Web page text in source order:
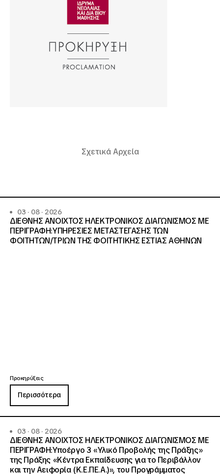
Σχετικά Αρχεία
03 · 08 · 2026
ΔΙΕΘΝΗΣ ΑΝΟΙΧΤΟΣ ΗΛΕΚΤΡΟΝΙΚΟΣ ΔΙΑΓΩΝΙΣΜΟΣ ΜΕ
ΠΕΡΙΓΡΑΦΗ:ΥΠΗΡΕΣΙΕΣ METAΣΤΕΓΑΣΗΣ ΤΩΝ
ΦΟΙΤΗΤΩΝ/ΤΡΙΩΝ ΤΗΣ ΦΟΙΤΗΤΙΚΗΣ ΕΣΤΙΑΣ ΑΘΗΝΩΝ
Προκηρύξεις
Περισσότερα
03 · 08 · 2026
ΔΙΕΘΝΗΣ ΑΝΟΙΧΤΟΣ ΗΛΕΚΤΡΟΝΙΚΟΣ ΔΙΑΓΩΝΙΣΜΟΣ ΜΕ
ΠΕΡΙΓΡΑΦΗ:Υποέργο 3 «Υλικό Προβολής της Πράξης»
της Πράξης «Κέντρα Εκπαίδευσης για το Περιβάλλον
και την Αειφορία (Κ.Ε.ΠΕ.Α.)», του Προγράμματος